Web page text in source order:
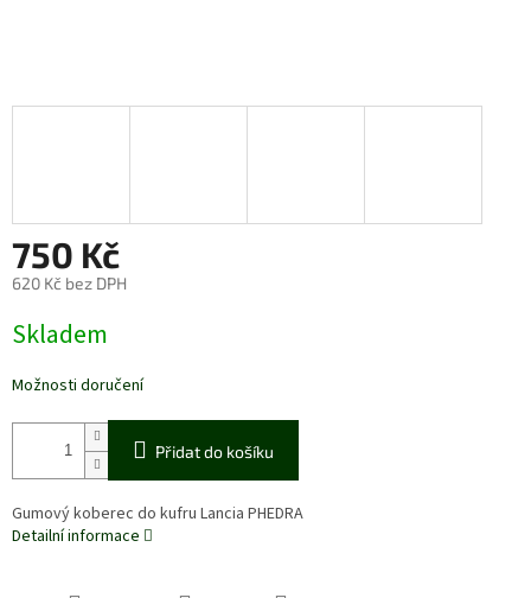
750 Kč
620 Kč bez DPH
cena:
Skladem
Možnosti doručení
Přidat do košíku
Gumový koberec do kufru Lancia PHEDRA
Detailní informace